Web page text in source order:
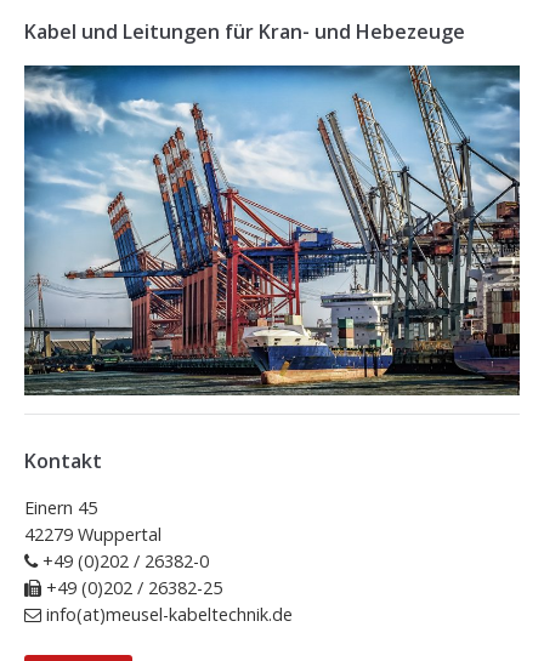
Kabel und Leitungen für Kran- und Hebezeuge
Kontakt
Einern 45
42279 Wuppertal
+49 (0)202 / 26382-0
+49 (0)202 / 26382-25
info(at)meusel-kabeltechnik.de